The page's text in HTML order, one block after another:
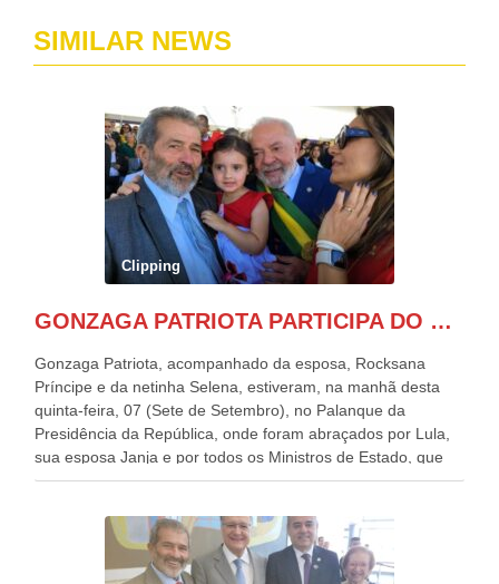
SIMILAR NEWS
Clipping
GONZAGA PATRIOTA PARTICIPA DO DESFILE DA INDEPENDÊNCIA NO PALANQUE DA PRESIDÊNCIA DA REPÚBLICA E É ABRAÇADO POR LULA E POR GERALDO ALCKMIN.
Gonzaga Patriota, acompanhado da esposa, Rocksana
Príncipe e da netinha Selena, estiveram, na manhã desta
quinta-feira, 07 (Sete de Setembro), no Palanque da
Presidência da República, onde foram abraçados por Lula,
sua esposa Janja e por todos os Ministros de Estado, que
estavam presentes, nos Desfiles da Independência da
outros desfiles, na Esplanada dos Ministérios, disse ter sido
o deste ano, o maior e o mais organizado de todos. “Há
quatro décadas, como Patriota até no nome, participo